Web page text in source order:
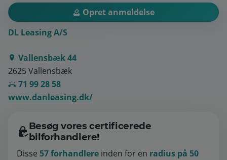
Opret anmeldelse
DL Leasing A/S
Vallensbæk 44
2625 Vallensbæk
71 99 28 58
www.danleasing.dk/
Besøg vores certificerede
bilforhandlere!
Disse 57 forhandlere inden for en radius på 50